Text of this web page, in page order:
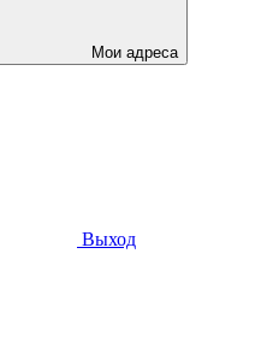
Мои адреса
Выход